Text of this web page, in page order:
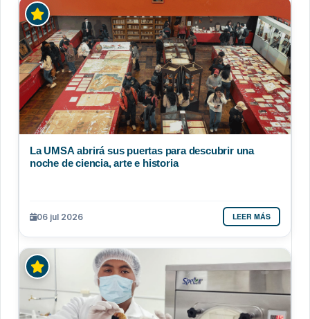
La UMSA abrirá sus puertas para descubrir una
noche de ciencia, arte e historia
06 jul 2026 LEER MÁS